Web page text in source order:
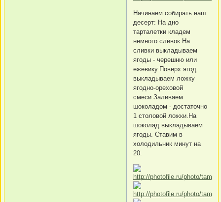
Начинаем собирать наш
десерт: На дно
тарталетки кладем
немного сливок.На
сливки выкладываем
ягоды - черешню или
ежевику.Поверх ягод
выкладываем ложку
ягодно-ореховой
смеси.Заливаем
шоколадом - достаточно
1 столовой ложки.На
шоколад выкладываем
ягоды. Ставим в
холодильник минут на
20.